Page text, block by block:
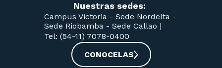
Nuestras sedes:
Campus Victoria - Sede Nordelta -
Sede Riobamba - Sede Callao |
Tel: (54-11) 7078-0400
CONOCELAS